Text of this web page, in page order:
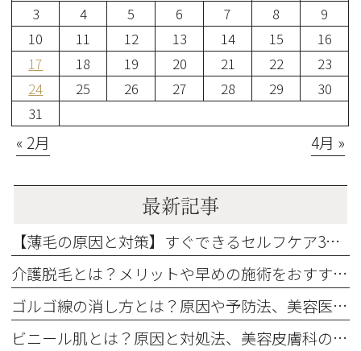
3
4 5 6 7 8
9
10
11 12 13 14 15
16
17
18 19 20 21 22
23
24
25 26 27 28 29
30
31
« 2月 4月 »
最新記事
【薄毛の原因と対策】すぐできるセルフケア3選とおすすめの発毛治療も解説
介護脱毛とは？メリットや早めの施術をおすすめする3つの理由を解説
ゴルゴ線の消し方とは？原因や予防法、美容医療の治療法を解説
ビニール肌とは？原因と対処法、美容皮膚科の治療法（エレクトロポレーション）を解説